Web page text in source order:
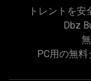
トレントを
Dbz
PC用の無